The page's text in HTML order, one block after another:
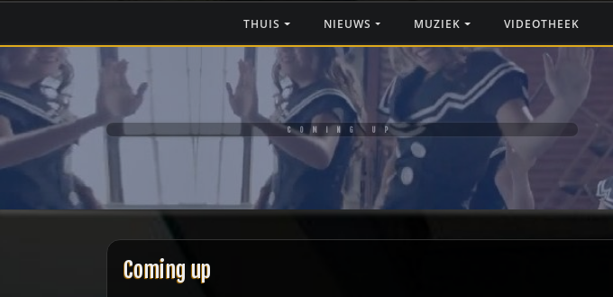
inhoud
THUIS NIEUWS MUZIEK VIDEOTHEEK
COMING UP
Coming up